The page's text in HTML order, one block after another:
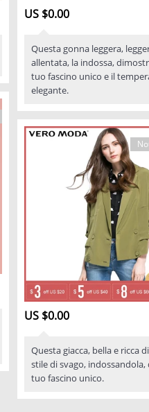
US $0.00
Questa gonna leggera,
allentata, la indossa,
tuo fascino unico e il
elegante.
US $0.00
Questa giacca, bella e ricca
stile di svago,
tuo fascino unico.